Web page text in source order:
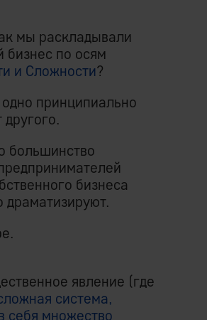
мы раскладывали
бизнес по осям
и Сложности?
принципиально
другого.
большинство
бизнеса
драматизируют.
явление (где
система,
себя множество